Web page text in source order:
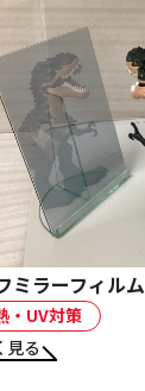
ミラーフィルム
・UV対策
見る